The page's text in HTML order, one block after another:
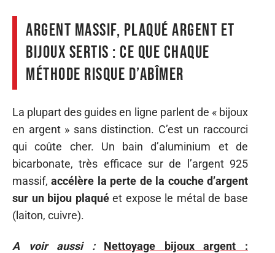
Argent massif, plaqué argent et
bijoux sertis : ce que chaque
méthode risque d’abîmer
La plupart des guides en ligne parlent de « bijoux
en argent » sans distinction. C’est un raccourci
qui coûte cher. Un bain d’aluminium et de
bicarbonate, très efficace sur de l’argent 925
massif,accélère la perte de la couche d’argent
sur un bijou plaquéet expose le métal de base
(laiton, cuivre).
A voir aussi :
Nettoyage bijoux argent :